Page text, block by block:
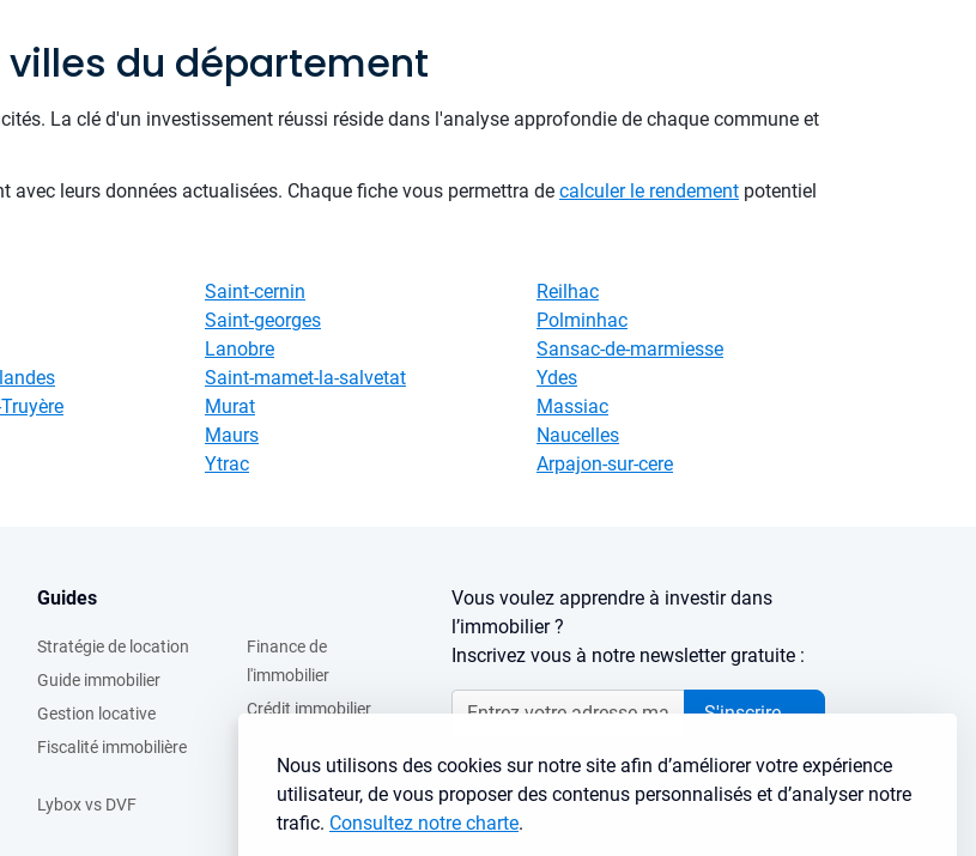
Nous utilisons des cookies sur notre site afin d’améliorer votre expérience
utilisateur, de vous proposer des contenus personnalisés et d’analyser notre
trafic. Consultez notre charte.
du département
La clé d'un investissement réussi réside dans l'analyse approfondie de chaque commune et
avec leurs données actualisées. Chaque fiche vous permettra de calculer le rendement potentiel
Saint-cernin
Reilhac
Saint-georges
Polminhac
Lanobre
Sansac-de-marmiesse
Saint-mamet-la-salvetat
Ydes
Murat
Massiac
Maurs
Naucelles
Ytrac
Arpajon-sur-cere
Guides
Stratégie de location
Guide immobilier
Gestion locative
Fiscalité immobilière
Finance de
l'immobilier
Crédit immobilier
immobilier
Lybox vs DVF
Vous voulez apprendre à investir dans
l’immobilier ?
Inscrivez vous à notre newsletter gratuite :
S'inscrire→